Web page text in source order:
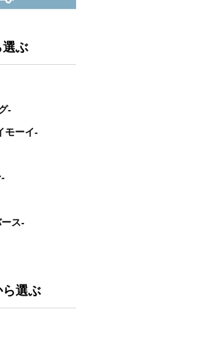
選ぶ
-
モーイ-
ス-
ら選ぶ